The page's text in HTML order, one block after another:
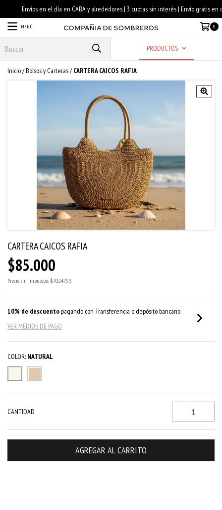
MENÚ 0
PRODUCTOS
Inicio/Bolsos y Carteras/ CARTERA CAICOS RAFIA
CARTERA CAICOS RAFIA
$85.000
Precio sin impuestos $70.247,93
10% de descuentopagando con Transferencia o depósito bancario
VER MEDIOS DE PAGO
COLOR: NATURAL
CANTIDAD